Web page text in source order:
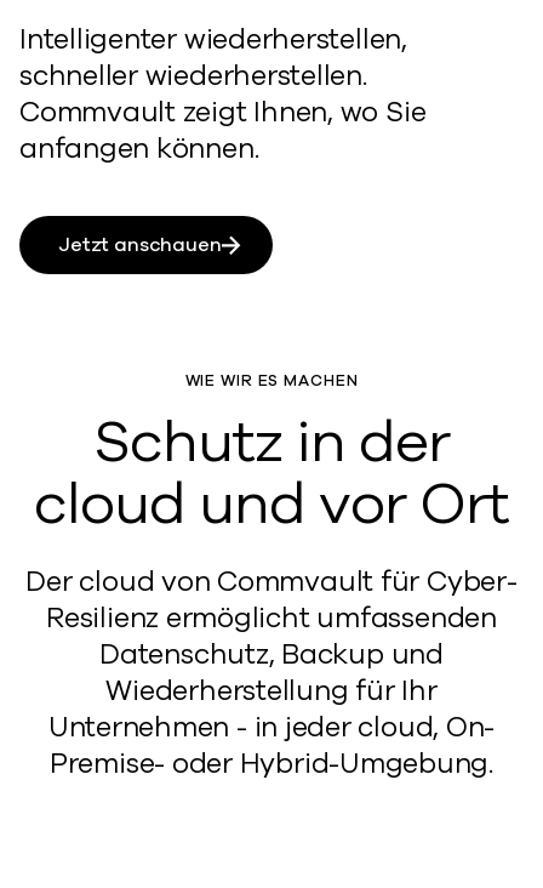
Intelligenter wiederherstellen,
schneller wiederherstellen.
Commvault zeigt Ihnen, wo Sie
anfangen können.
Jetzt anschauen
WIE WIR ES MACHEN
Schutz in der
cloud und vor Ort
Der cloud von Commvault für Cyber-
Resilienz ermöglicht umfassenden
Datenschutz, Backup und
Wiederherstellung für Ihr
Unternehmen - in jeder cloud, On-
Premise- oder Hybrid-Umgebung.